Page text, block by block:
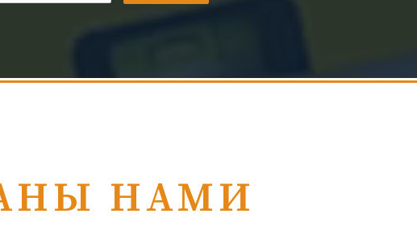
НАМИ